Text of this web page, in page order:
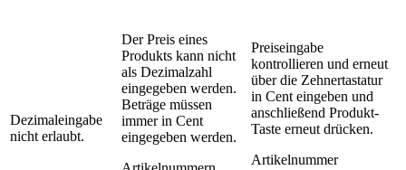
Dezimaleingabe
nicht erlaubt.
Der Preis eines
Produkts kann nicht
als Dezimalzahl
eingegeben werden.
Beträge müssen
immer in Cent
eingegeben werden.
Preiseingabe
kontrollieren und erneut
über die Zehnertastatur
in Cent eingeben und
anschließend Produkt-
Taste erneut drücken.
Artikelnummer